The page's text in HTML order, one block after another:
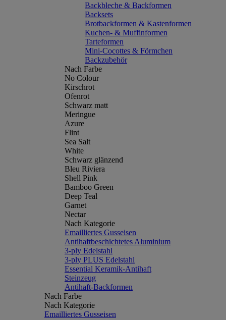
Backbleche & Backformen
Backsets
Brotbackformen & Kastenformen
Kuchen- & Muffinformen
Tarteformen
Mini-Cocottes & Förmchen
Backzubehör
Nach Farbe
No Colour
Kirschrot
Ofenrot
Schwarz matt
Meringue
Azure
Flint
Sea Salt
White
Schwarz glänzend
Bleu Riviera
Shell Pink
Bamboo Green
Deep Teal
Garnet
Nectar
Nach Kategorie
Emailliertes Gusseisen
Antihaftbeschichtetes Aluminium
3-ply Edelstahl
3-ply PLUS Edelstahl
Essential Keramik-Antihaft
Steinzeug
Antihaft-Backformen
Nach Farbe
Nach Kategorie
Emailliertes Gusseisen